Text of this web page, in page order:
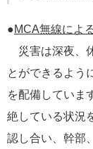
●MCA無線によ
災害は深夜、
とができるよう
を配備していま
絶している状況
認し合い、幹部